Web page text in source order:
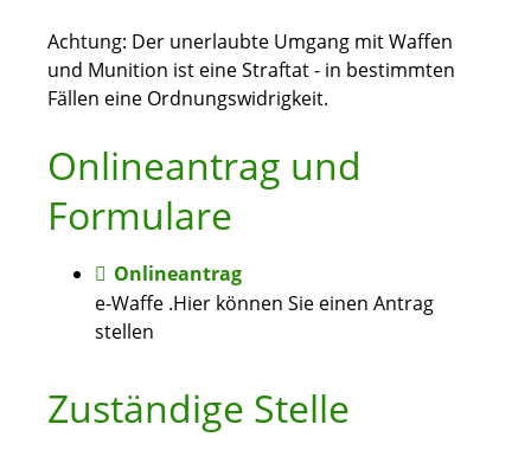
Achtung: Der unerlaubte Umgang mit Waffen
und Munition ist eine Straftat - in bestimmten
Fällen eine Ordnungswidrigkeit.
Onlineantrag und
Formulare
Onlineantrag
e-Waffe .Hier können Sie einen Antrag
stellen
Zuständige Stelle